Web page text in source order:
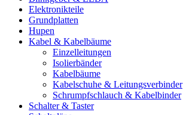
Elektronikteile
Grundplatten
Hupen
Kabel & Kabelbäume
Einzelleitungen
Isolierbänder
Kabelbäume
Kabelschuhe & Leitungsverbinder
Schrumpfschlauch & Kabelbinder
Schalter & Taster